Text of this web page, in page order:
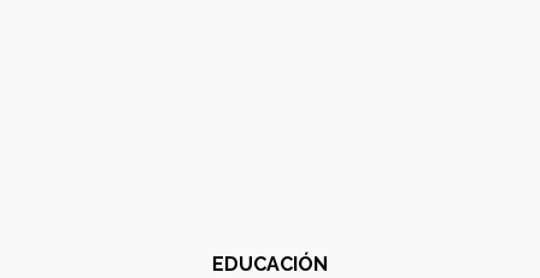
EDUCACIÓN